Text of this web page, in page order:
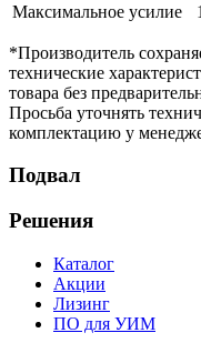
Максимальное усилие
*Производитель
технические
товара без
Просьба уточнять
комплектацию у
Подвал
Решения
Каталог
Акции
Лизинг
ПО для УИМ